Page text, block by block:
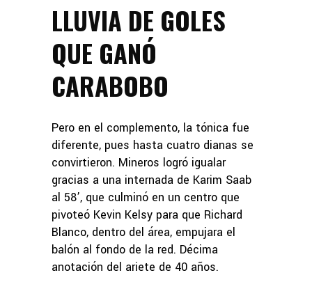
LLUVIA DE GOLES
QUE GANÓ
CARABOBO
Pero en el complemento, la tónica fue
diferente, pues hasta cuatro dianas se
convirtieron. Mineros logró igualar
gracias a una internada de Karim Saab
al 58’, que culminó en un centro que
pivoteó Kevin Kelsy para que Richard
Blanco, dentro del área, empujara el
balón al fondo de la red. Décima
anotación del ariete de 40 años.